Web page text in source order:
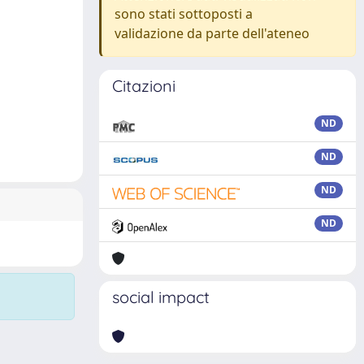
sono stati sottoposti a
validazione da parte dell'ateneo
Citazioni
ND
ND
ND
ND
social impact